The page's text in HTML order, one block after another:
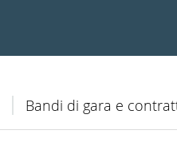
Bandi di gara e